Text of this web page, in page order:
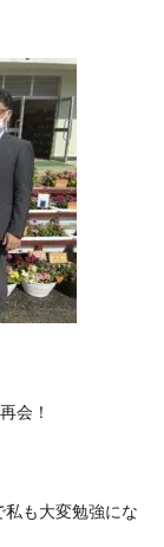
会！
も大変勉強にな